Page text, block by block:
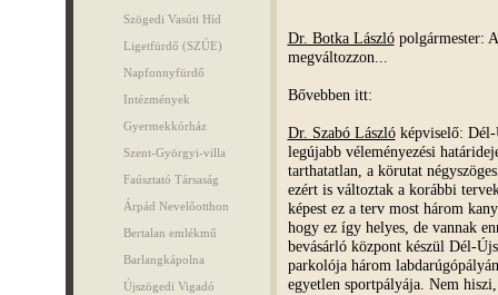
Szögedi Vasúti Híd
Ligetfürdő (SZÚE)
Napfonnyfürdő
Intézmények
Gyermekkórház
Szent-Györgyi-villa
Faúsztató Társaság
Árpád Nevelőotthon
Bertalan emlékmű
Barlangkápolna
Újszögedi Vigadó
Dr. Botka Lászlópolgármester:
megváltozzon...
Bővebben itt:
Dr. Szabó Lászlóképviselő: Dél-
legújabb véleményezési
tarthatatlan, a körutat
ezért is változtak a korábbi
képest ez a terv most három
hogy ez így helyes, de vannak
bevásárló központ készül Dél-
parkolója három
egyetlen sportpályája. Nem